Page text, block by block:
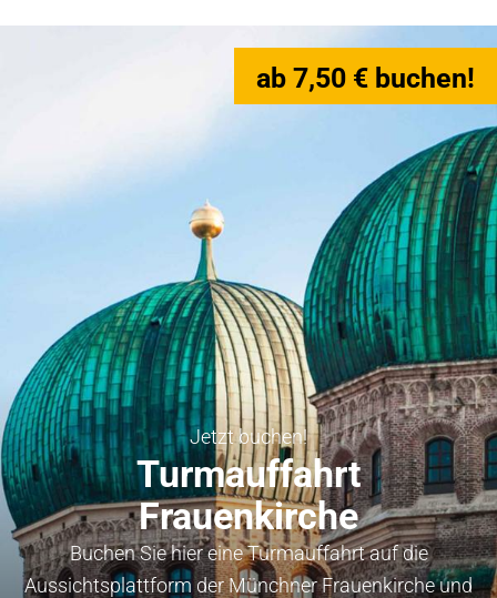
Jetzt buchen!
Turmauffahrt
Frauenkirche
Buchen Sie hier eine Turmauffahrt auf die
Aussichtsplattform der Münchner Frauenkirche und
ab 7,50 € buchen!